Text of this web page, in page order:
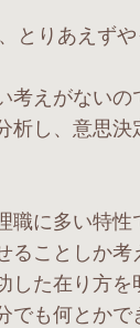
とりあえずや
えがないの
析し、意思決
に多い特性
ることしか考
した在り方を
でも何とかで